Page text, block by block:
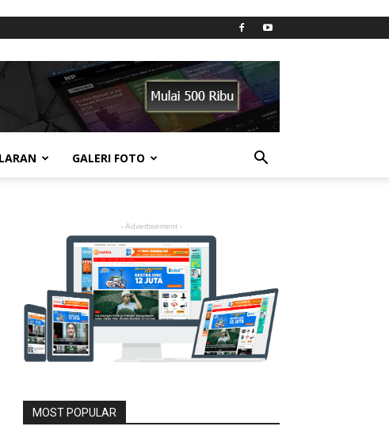
GALERI FOTO
- Advertisement -
MOST POPULAR